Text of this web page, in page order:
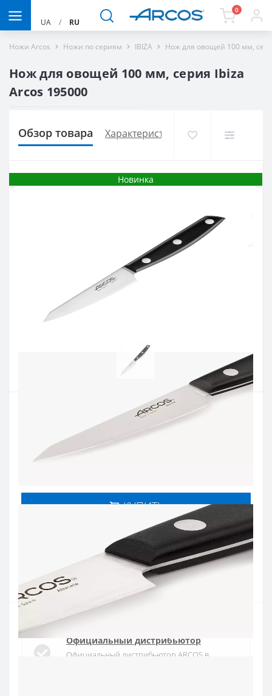
UA / RU
0
Ножи Arcos Ножи по сериям IBIZA Нож для овощей 100 мм,
Нож для овощей 100 мм, серия Ibiza
Arcos 195000
Обзор товара Характеристики Доставка и
Новинка
В наличии
КУПИТЬ
Купить в один клик
Введите номер телефона и мы перезвоним
Официальный дистрибьютор
Официальный дистрибьютор ARCOS в